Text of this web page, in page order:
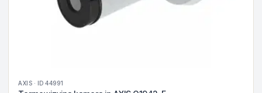
AXIS · ID 44991